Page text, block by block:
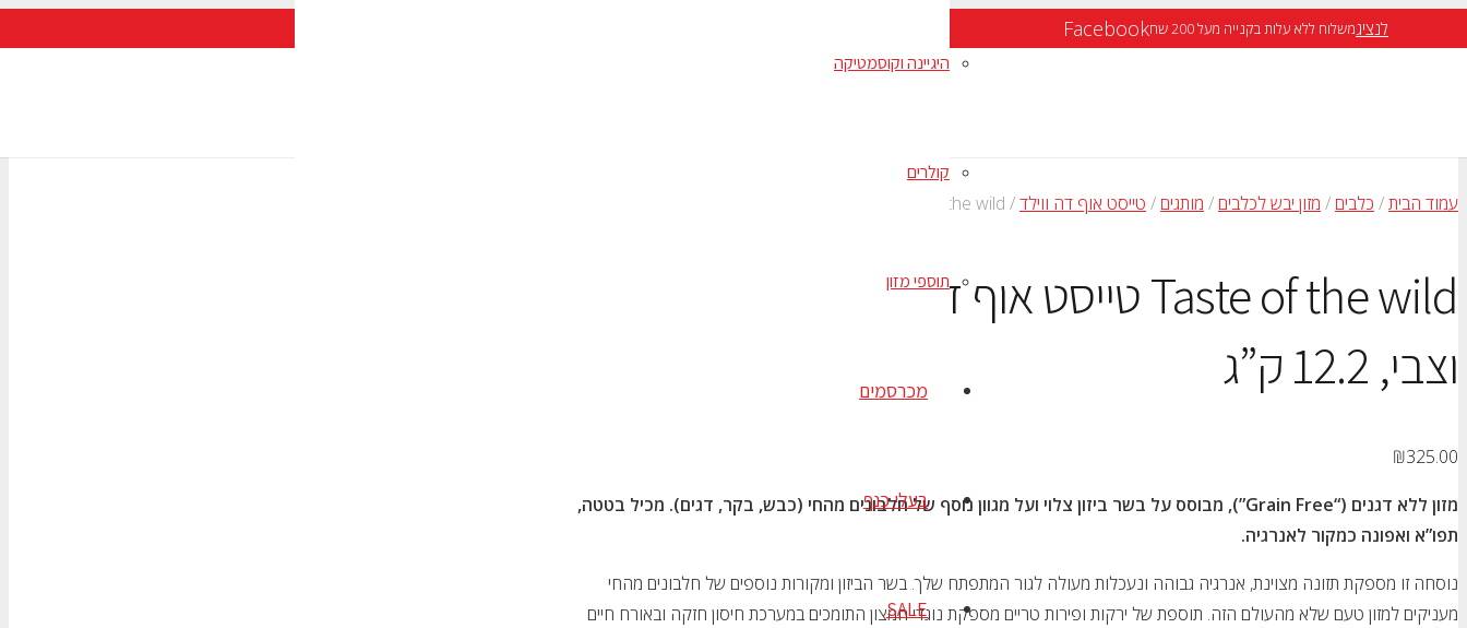
לנציגמשלוח ללא עלות בקנייה מעל 200 שח Facebook
היגיינה וקוסמטיקה
קולרים
תוספי מזון
מכרסמים
בעלי כנף
SALE
עמוד הבית/ כלבים/ מזון יבש לכלבים/ מותגים/ טייסט אוף דה ווילד/ Taste of the wild טייסט אוף דה ווילד גורים – ביזון וצבי, 12.2 ק”ג
Taste of the wild טייסט אוף דה ווילד גורים – ביזון
וצבי, 12.2 ק”ג
₪325.00
מזון ללא דגנים (“Grain Free”), מבוסס על בשר ביזון צלוי ועל מגוון נוסף של חלבונים מהחי (כבש, בקר, דגים). מכיל בטטה,
תפו”א ואפונה כמקור לאנרגיה.
נוסחה זו מספקת תזונה מצוינת, אנרגיה גבוהה ונעכלות מעולה לגור המתפתח שלך. בשר הביזון ומקורות נוספים של חלבונים מהחי
מעניקים למזון טעם שלא מהעולם הזה. תוספת של ירקות ופירות טריים מספקת נוגדי חמצון התומכים במערכת חיסון חזקה ובאורח חיים